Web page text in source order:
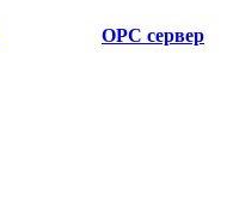
OPC сервер